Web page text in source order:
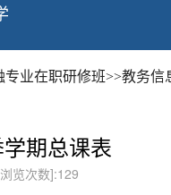
专业在职研修班>>教务信
期总课表
览次数]:129